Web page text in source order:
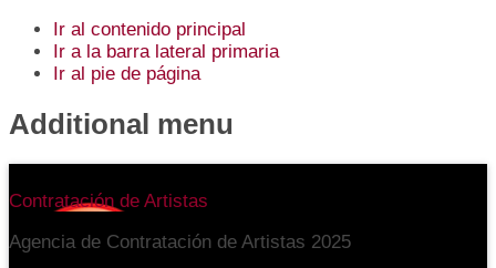
Ir al contenido principal
Ir a la barra lateral primaria
Ir al pie de página
Additional menu
Contratación de Artistas
Agencia de Contratación de Artistas 2025